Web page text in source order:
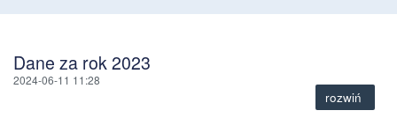
Dane za rok 2023
2024-06-11 11:28
rozwiń